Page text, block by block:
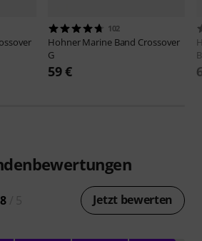
102
HohnerMarine Band Crossover
G
59 €
Jetzt bewerten